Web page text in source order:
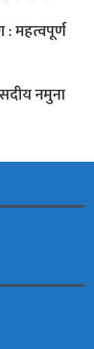
: महत्वपूर्ण
नमुना